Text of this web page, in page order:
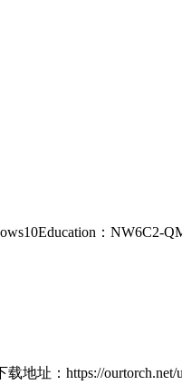
：NW6C2-
地址：https://